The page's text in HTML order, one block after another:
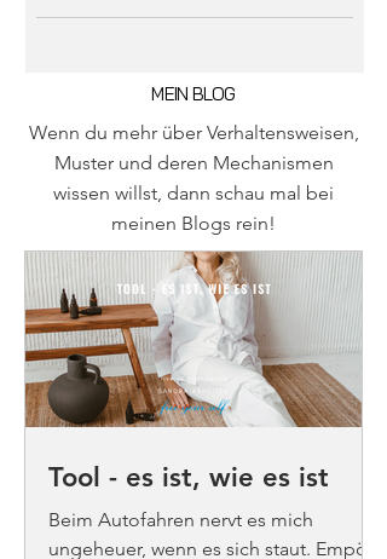
MEIN BLOG
Wenn du mehr über Verhaltensweisen,
Muster und deren Mechanismen
wissen willst, dann schau mal bei
meinen Blogs rein!
Tool - es ist, wie es ist
Beim Autofahren nervt es mich
ungeheuer, wenn es sich staut. Empört